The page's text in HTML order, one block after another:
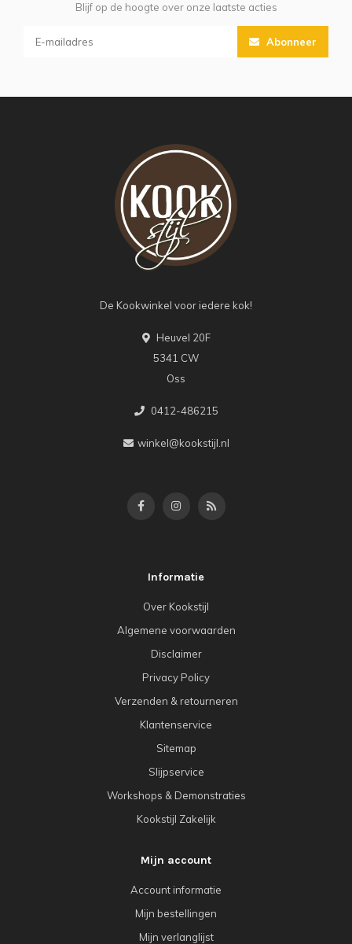
Blijf op de hoogte over onze laatste acties
Abonneer
De Kookwinkel voor iedere kok!
Heuvel 20F
5341 CW
Oss
0412-486215
winkel@kookstijl.nl
Informatie
Over Kookstijl
Algemene voorwaarden
Disclaimer
Privacy Policy
Verzenden & retourneren
Klantenservice
Sitemap
Slijpservice
Workshops & Demonstraties
Kookstijl Zakelijk
Mijn account
Account informatie
Mijn bestellingen
Mijn verlanglijst